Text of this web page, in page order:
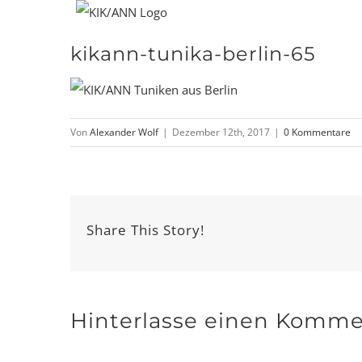
kikann-tunika-berlin-65
VonAlexander Wolf | Dezember 12th, 2017 | 0 Kommentare
Share This Story!
Hinterlasse einen